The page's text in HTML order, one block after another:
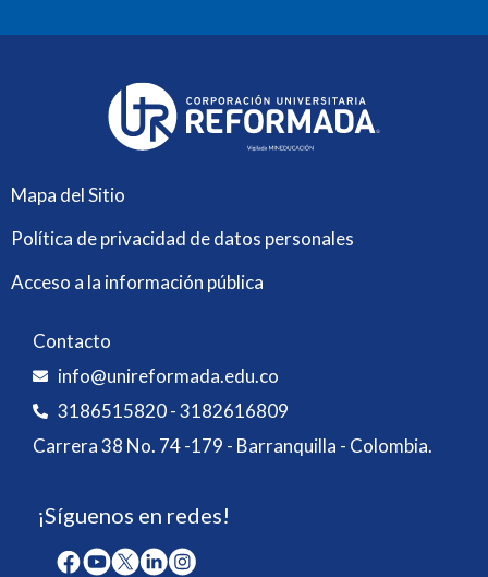
Mapa del Sitio
Política de privacidad de datos personales
Acceso a la información pública
Contacto
info@unireformada.edu.co
3186515820 - 3182616809
Carrera 38 No. 74 -179 - Barranquilla - Colombia.
¡Síguenos en redes!